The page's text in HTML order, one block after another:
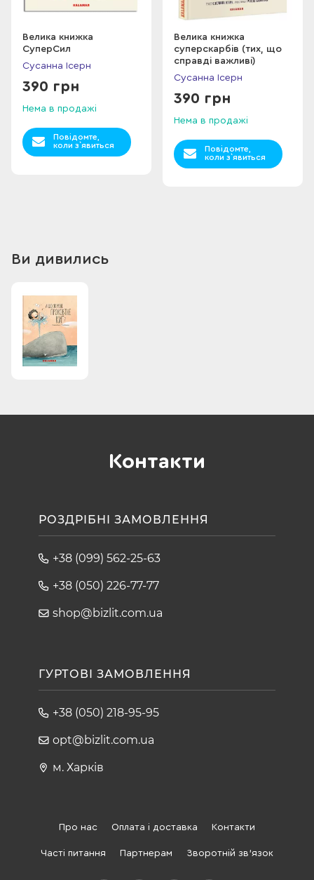
Велика книжка
СуперСил
Сусанна Ісерн
390 грн
Нема в продажі
Повідомте,
коли з`явиться
Велика книжка
суперскарбів (тих, що
справді важливі)
Сусанна Ісерн
390 грн
Нема в продажі
Повідомте,
коли з`явиться
Ви дивились
Контакти
РОЗДРІБНІ ЗАМОВЛЕННЯ
+38 (099) 562-25-63
+38 (050) 226-77-77
shop@bizlit.com.ua
ГУРТОВІ ЗАМОВЛЕННЯ
+38 (050) 218-95-95
opt@bizlit.com.ua
м. Харків
Про нас Оплата і доставка Контакти
Часті питання Партнерам Зворотній зв'язок